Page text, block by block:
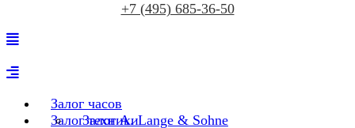
+7 (495) 685‑36‑50
Залог часов
Залог A. Lange & Sohne
Залог техники